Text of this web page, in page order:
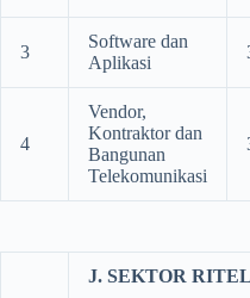
3
Software dan
Aplikasi
4
Vendor,
Kontraktor dan
Bangunan
Telekomunikasi
J. SEKTOR RITEL